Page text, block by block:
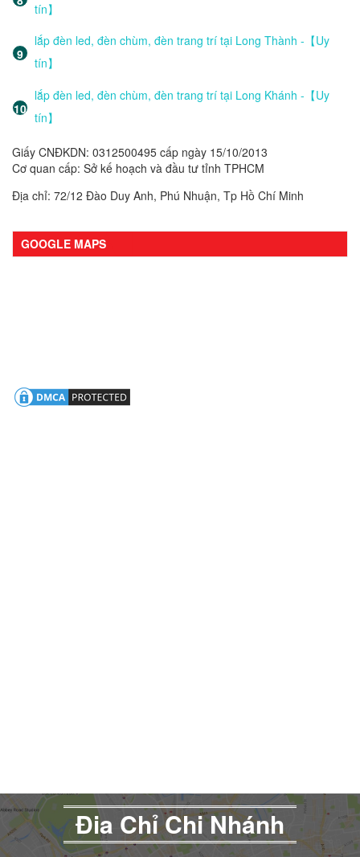
tín】
lắp đèn led, đèn chùm, đèn trang trí tại Long Thành -【Uy
tín】
lắp đèn led, đèn chùm, đèn trang trí tại Long Khánh -【Uy
tín】
Giấy CNĐKDN: 0312500495 cấp ngày 15/10/2013
Cơ quan cấp: Sở kế hoạch và đầu tư tỉnh TPHCM
Địa chỉ: 72/12 Đào Duy Anh, Phú Nhuận, Tp Hồ Chí Minh
GOOGLE MAPS
Đia Chỉ Chi Nhánh